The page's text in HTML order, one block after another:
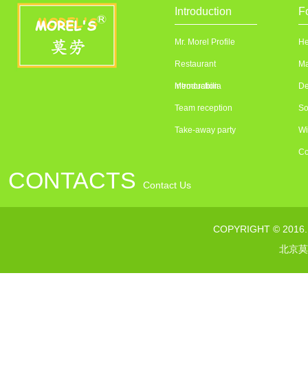
Introduction
Mr. Morel Profile
Restaurant
introduction
Memorabilia
Team reception
Take-away party
CONTACTS Contact Us
COPYRIGHT ©
北京